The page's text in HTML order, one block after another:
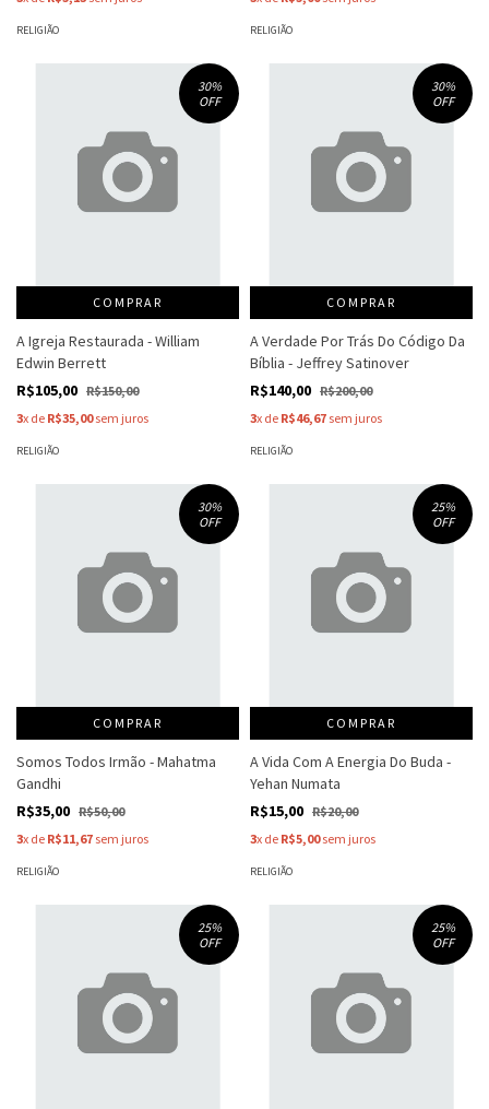
RELIGIÃO RELIGIÃO
30%
OFF
COMPRAR
A Igreja Restaurada - William
Edwin Berrett
R$105,00 R$150,00
3x de R$35,00sem juros
RELIGIÃO
30%
OFF
COMPRAR
A Verdade Por Trás Do Código Da
Bíblia - Jeffrey Satinover
R$140,00 R$200,00
3x de R$46,67 sem juros
RELIGIÃO
30%
OFF
COMPRAR
Somos Todos Irmão - Mahatma
Gandhi
R$35,00 R$50,00
3x de R$11,67 sem juros
RELIGIÃO
25%
OFF
COMPRAR
A Vida Com A Energia Do Buda -
Yehan Numata
R$15,00 R$20,00
3x de R$5,00sem juros
RELIGIÃO
25%
OFF
25%
OFF